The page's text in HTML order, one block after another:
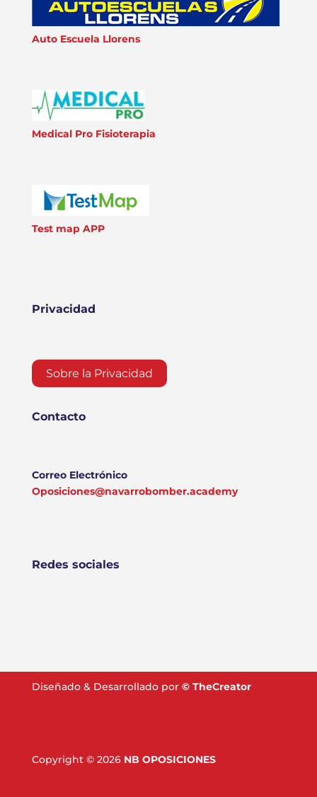
Auto Escuela Llorens
Medical Pro Fisioterapia
Test map APP
Privacidad
Sobre la Privacidad
Contacto
Correo Electrónico
Oposiciones@navarrobomber.academy
Redes sociales
Diseñado & Desarrollado por © TheCreator
Copyright © 2026 NB OPOSICIONES